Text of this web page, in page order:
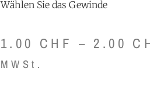
Wählen Sie das Gewinde
1.00 CHF – 2.00
MWSt.